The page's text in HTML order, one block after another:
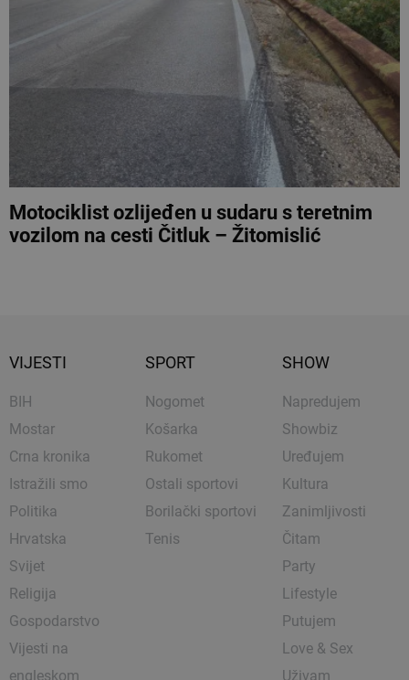
Motociklist ozlijeđen u sudaru s teretnim
vozilom na cesti Čitluk – Žitomislić
VIJESTI
BIH
Mostar
Crna kronika
Istražili smo
Politika
Hrvatska
Svijet
Religija
Gospodarstvo
Vijesti na
engleskom
SPORT
Nogomet
Košarka
Rukomet
Ostali sportovi
Borilački sportovi
Tenis
SHOW
Napredujem
Showbiz
Uređujem
Kultura
Zanimljivosti
Čitam
Party
Lifestyle
Putujem
Love & Sex
Uživam